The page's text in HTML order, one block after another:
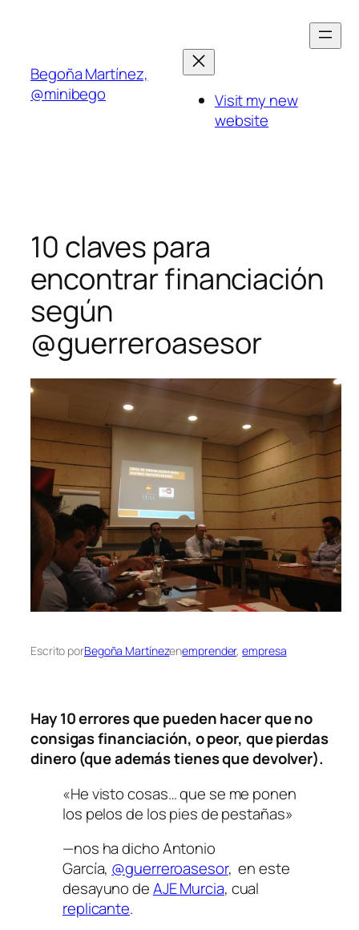
Begoña Martínez,
@minibego
Visit my new
website
10 claves para
encontrar financiación
según
@guerreroasesor
Escrito porBegoña Martínezenemprender, empresa
Hay 10 errores que pueden hacer que no
consigas financiación, o peor, que pierdas
dinero (que además tienes que devolver).
«He visto cosas… que se me ponen
los pelos de los pies de pestañas»
—nos ha dicho Antonio
García, @guerreroasesor, en este
desayuno deAJE Murcia, cual
replicante.